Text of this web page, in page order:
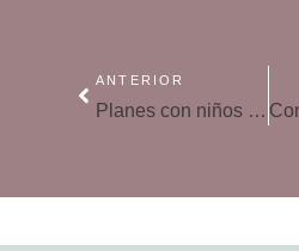
ANTERIOR
Planes con niños para este fin de semana